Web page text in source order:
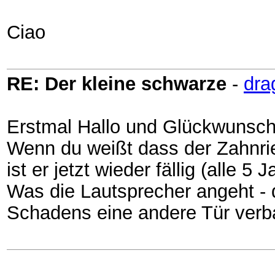
Ciao
RE: Der kleine schwarze -
Erstmal Hallo und
Wenn du weißt dass der
ist er jetzt wieder fällig (alle 5
Was die Lautsprecher angeht
Schadens eine andere Tür